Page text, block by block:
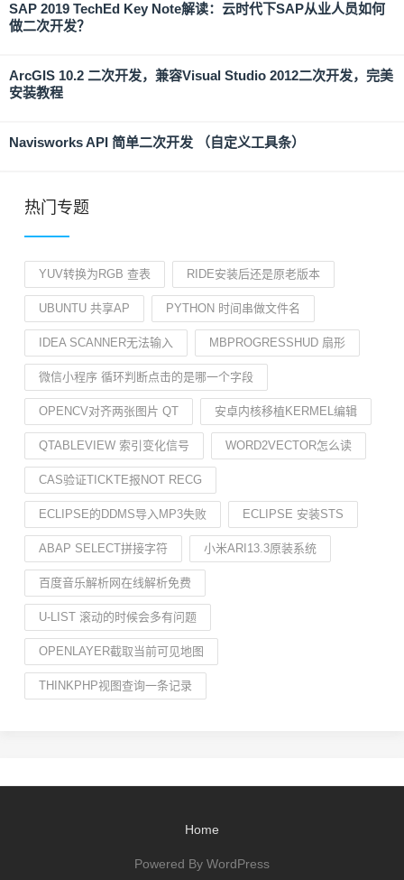
SAP 2019 TechEd Key Note解读：云时代下SAP从业人员如何
做二次开发？
ArcGIS 10.2 二次开发，兼容Visual Studio 2012二次开发，完美
安装教程
Navisworks API 简单二次开发 （自定义工具条）
热门专题
YUV转换为RGB 查表 RIDE安装后还是原老版本
UBUNTU 共享AP PYTHON 时间串做文件名
IDEA SCANNER无法输入 MBPROGRESSHUD 扇形
微信小程序 循环判断点击的是哪一个字段
OPENCV对齐两张图片 QT 安卓内核移植KERMEL编辑
QTABLEVIEW 索引变化信号 WORD2VECTOR怎么读
CAS验证TICKTE报NOT RECG
ECLIPSE的DDMS导入MP3失败 ECLIPSE 安装STS
ABAP SELECT拼接字符 小米ARI13.3原装系统
百度音乐解析网在线解析免费
U-LIST 滚动的时候会多有问题
OPENLAYER截取当前可见地图
THINKPHP视图查询一条记录
Home
Powered By WordPress